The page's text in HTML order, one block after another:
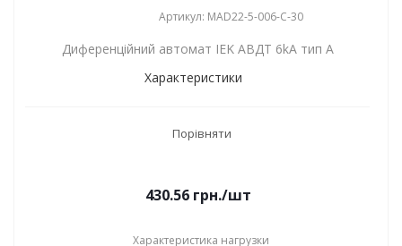
Артикул: MAD22-5-006-C-30
Диференційний автомат IEK АВДТ 6kA тип А
Характеристики
Порівняти
430.56грн./шт
Характеристика нагрузки